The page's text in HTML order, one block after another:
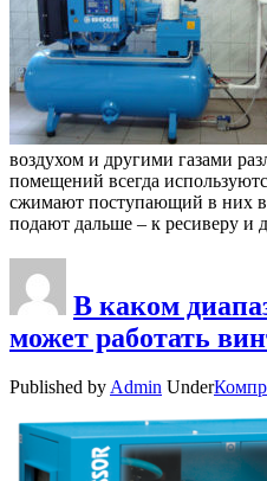
воздухом и другими газами
помещений всегда
сжимают поступающий в них
подают дальше – к ресиверу и
В каком
может работать
Published byAdmin Under